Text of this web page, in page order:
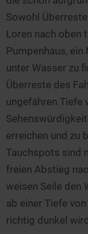
Glamping
Seen in Europa
Österreich
Schweiz
Frankreich
Niederlande
Schweden
Norwegen
alle Länder…
Sowohl
Loren nach oben
Pumpenhaus,
unter Wasser zu
Überreste des
ungefähren Tiefe
erreichen und zu
Tauchspots sind
freien Abstieg
weisen Seile den
ab einer Tiefe
richtig dunkel